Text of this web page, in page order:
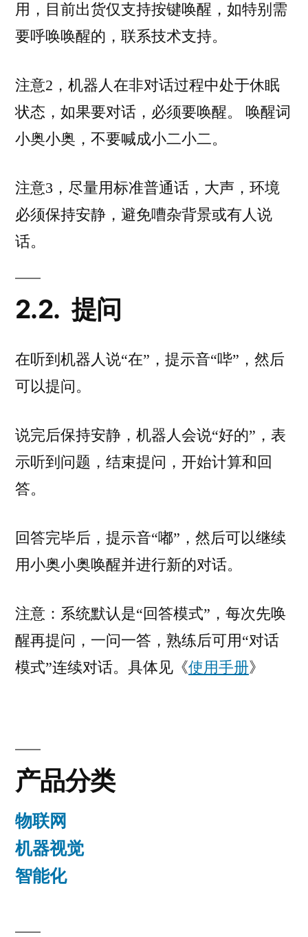
用，目前出货仅支持按键唤醒，如特别需
要呼唤唤醒的，联系技术支持。
注意2，机器人在非对话过程中处于休眠
状态，如果要对话，必须要唤醒。 唤醒词
小奥小奥，不要喊成小二小二。
注意3，尽量用标准普通话，大声，环境
必须保持安静，避免嘈杂背景或有人说
话。
2.2.提问
在听到机器人说“在”，提示音“哔”，然后
可以提问。
说完后保持安静，机器人会说“好的”，表
示听到问题，结束提问，开始计算和回
答。
回答完毕后，提示音“嘟”，然后可以继续
用小奥小奥唤醒并进行新的对话。
注意：系统默认是“回答模式”，每次先唤
醒再提问，一问一答，熟练后可用“对话
模式”连续对话。具体见《使用手册》
产品分类
物联网
机器视觉
智能化